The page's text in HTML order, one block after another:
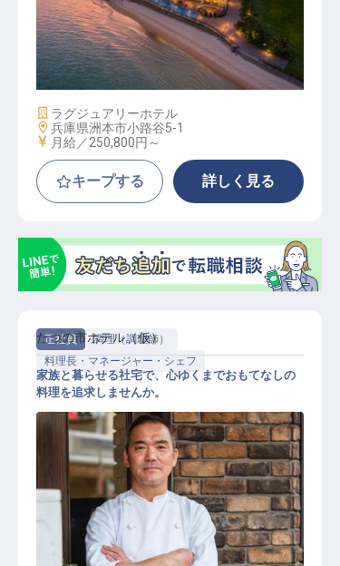
サービスマルチタスク｜2027年1月
開業／島外出身者用社宅あり／月給
25万～
施設業態
ラグジュアリーホテル
勤務地
兵庫県洲本市小路谷5-1
給与
月給／250,800円～
キープする 詳しく見る
正社員
調理（調理師）
料理長・マネージャー・シェフ
料理長
たつの市ホテル（仮）
家族と暮らせる社宅で、心ゆくまでおもてなしの
料理を追求しませんか。